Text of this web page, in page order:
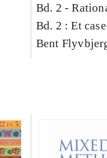
Bd. 2 -
Bd. 2 : Et
studie af
Bent